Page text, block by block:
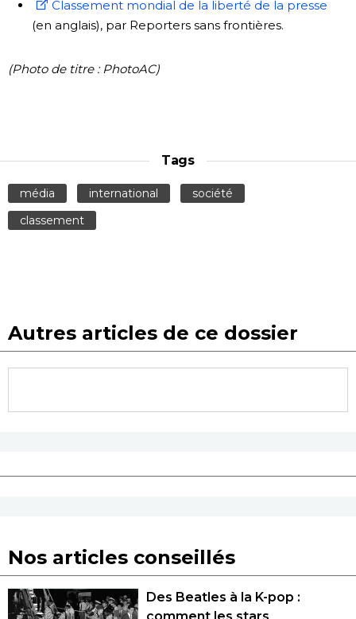
Classement mondial de la liberté de la presse
(en anglais), par Reporters sans frontières.
(Photo de titre : PhotoAC)
Tags
média international
société
classement
Autres articles de ce dossier
Nos articles conseillés
Des Beatles à la K-pop :